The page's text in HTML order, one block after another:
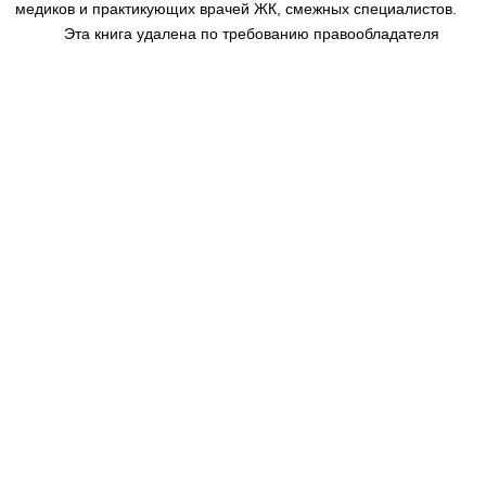
медиков и практикующих врачей ЖК, смежных специалистов.
Эта книга удалена по требованию правообладателя